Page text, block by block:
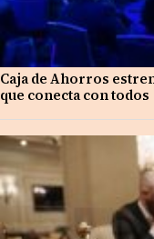
Caja de Ahorros
que conecta con todos